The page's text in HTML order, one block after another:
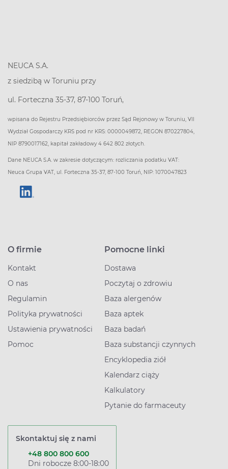
NEUCA S.A.
z siedzibą w Toruniu przy
ul. Forteczna 35-37, 87-100 Toruń,
wpisana do Rejestru Przedsiębiorców przez Sąd Rejonowy w Toruniu, VII
Wydział Gospodarczy KRS pod nr KRS: 0000049872, REGON 870227804,
NIP 8790017162, kapitał zakładowy 4 642 802 złotych.
Dane NEUCA S.A. w zakresie dotyczącym: rozliczania podatku VAT:
Neuca Grupa VAT, ul. Forteczna 35-37, 87-100 Toruń, NIP: 1070047823
O firmie
Kontakt
O nas
Regulamin
Polityka prywatności
Ustawienia prywatności
Pomoc
Pomocne linki
Dostawa
Poczytaj o zdrowiu
Baza alergenów
Baza aptek
Baza badań
Baza substancji czynnych
Encyklopedia ziół
Kalendarz ciąży
Kalkulatory
Pytanie do farmaceuty
Skontaktuj się z nami
+48 800 800 600
Dni robocze 8:00-18:00